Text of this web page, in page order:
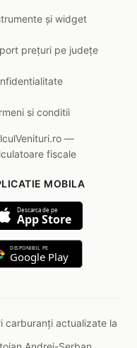
și widget
prețuri pe județe
si conditii
—
fiscale
MOBILA
Descarca de pe
App Store
DISPONIBIL PE
Google Play
actualizate la